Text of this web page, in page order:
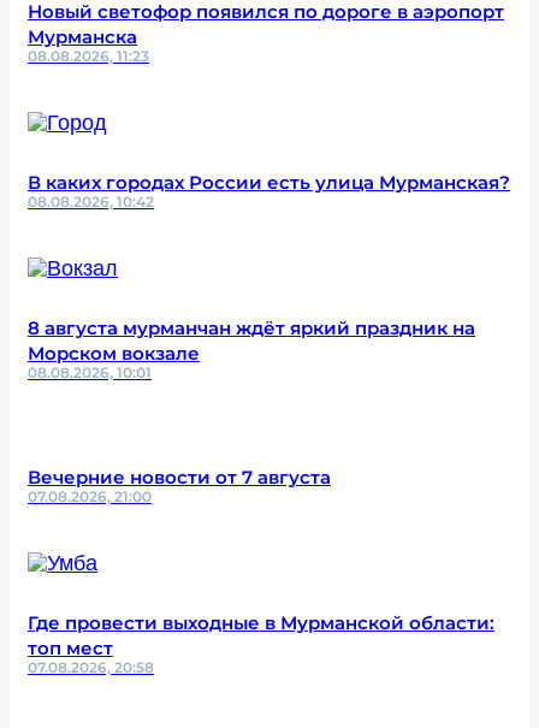
Новый светофор появился по дороге в аэропорт
Мурманска
08.08.2026, 11:23
В каких городах России есть улица Мурманская?
08.08.2026, 10:42
8 августа мурманчан ждёт яркий праздник на
Морском вокзале
08.08.2026, 10:01
Вечерние новости от 7 августа
07.08.2026, 21:00
Где провести выходные в Мурманской области:
топ мест
07.08.2026, 20:58